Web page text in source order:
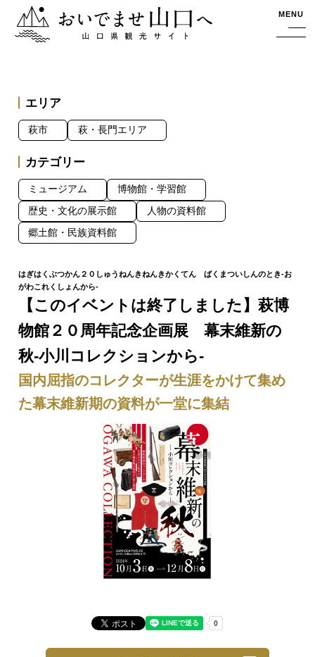
おいでませ山口へー山口県観光サイト MENU
【このイベントは終了しました】萩博
物館２０周年記念企画展 幕末維新の
秋-小川コレクションから-
国内屈指のコレクターが生涯をかけて集め
た幕末維新期の資料が一堂に集結
エリア
萩市 萩・長門エリア
カテゴリー
ミュージアム 博物館・学習館
歴史・文化の展示館 人物の資料館
郷土館・民族資料館